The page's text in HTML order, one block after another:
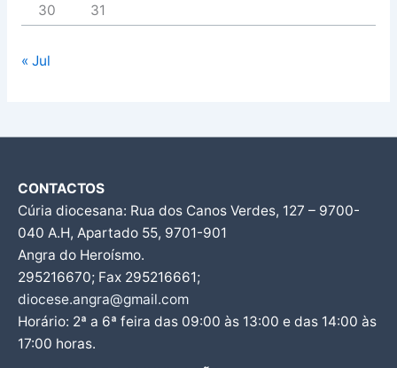
30
31
« Jul
CONTACTOS
Cúria diocesana: Rua dos Canos Verdes, 127 – 9700-
040 A.H, Apartado 55, 9701-901
Angra do Heroísmo.
295216670; Fax 295216661;
diocese.angra@gmail.com
Horário: 2ª a 6ª feira das 09:00 às 13:00 e das 14:00 às
17:00 horas.